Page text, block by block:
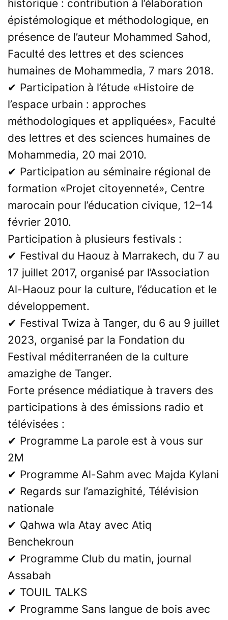
historique : contribution à l’élaboration
épistémologique et méthodologique, en
présence de l’auteur Mohammed Sahod,
Faculté des lettres et des sciences
humaines de Mohammedia, 7 mars 2018.
✔ Participation à l’étude «Histoire de
l’espace urbain : approches
méthodologiques et appliquées», Faculté
des lettres et des sciences humaines de
Mohammedia, 20 mai 2010.
✔ Participation au séminaire régional de
formation «Projet citoyenneté», Centre
marocain pour l’éducation civique, 12–14
février 2010.
Participation à plusieurs festivals :
✔ Festival du Haouz à Marrakech, du 7 au
17 juillet 2017, organisé par l’Association
Al-Haouz pour la culture, l’éducation et le
développement.
✔ Festival Twiza à Tanger, du 6 au 9 juillet
2023, organisé par la Fondation du
Festival méditerranéen de la culture
amazighe de Tanger.
Forte présence médiatique à travers des
participations à des émissions radio et
télévisées :
✔ Programme La parole est à vous sur
2M
✔ Programme Al-Sahm avec Majda Kylani
✔ Regards sur l’amazighité, Télévision
nationale
✔ Qahwa wla Atay avec Atiq
Benchekroun
✔ Programme Club du matin, journal
Assabah
✔ TOUIL TALKS
✔ Programme Sans langue de bois avec